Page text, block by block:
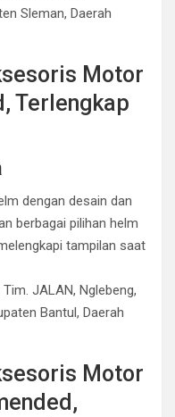
Sleman, Daerah
Motor
Terlengkap
dengan desain dan
berbagai pilihan helm
tampilan saat
JALAN, Nglebeng,
Bantul, Daerah
Motor